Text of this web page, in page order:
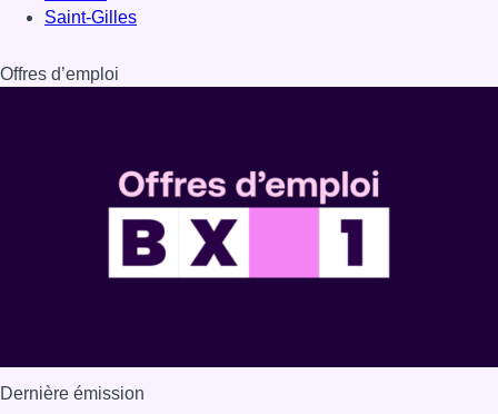
Saint-Gilles
Offres d’emploi
Dernière émission